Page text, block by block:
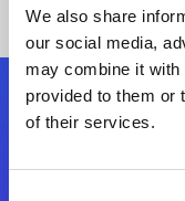
We also share
our social media,
may combine it with
provided to them or
of their services.
Siga-nos